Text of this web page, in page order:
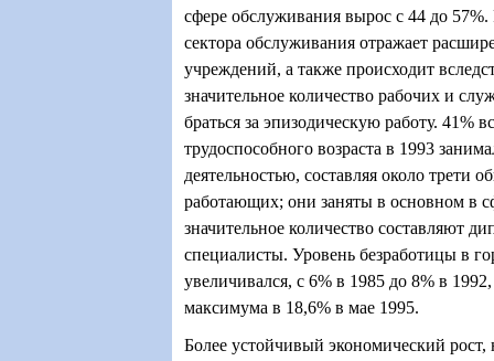
сфере обслуживания вырос с 44 до 57%.
сектора обслуживания отражает
учреждений, а также происходит
значительное количество рабочих и
браться за эпизодическую работу. 41%
трудоспособного возраста в 1993
деятельностью, составляя около трети
работающих; они заняты в основном в
значительное количество составляют
специалисты. Уровень безработицы в
увеличивался, с 6% в 1985 до 8% в
максимума в 18,6% в мае 1995.
Более устойчивый экономический рост,